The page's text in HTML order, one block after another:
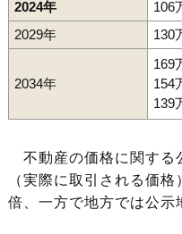
2024年
106
2029年
130
2034年
169
154
139
不動産の価格に関する
（実際に取引される価
倍、一方で地方では公示